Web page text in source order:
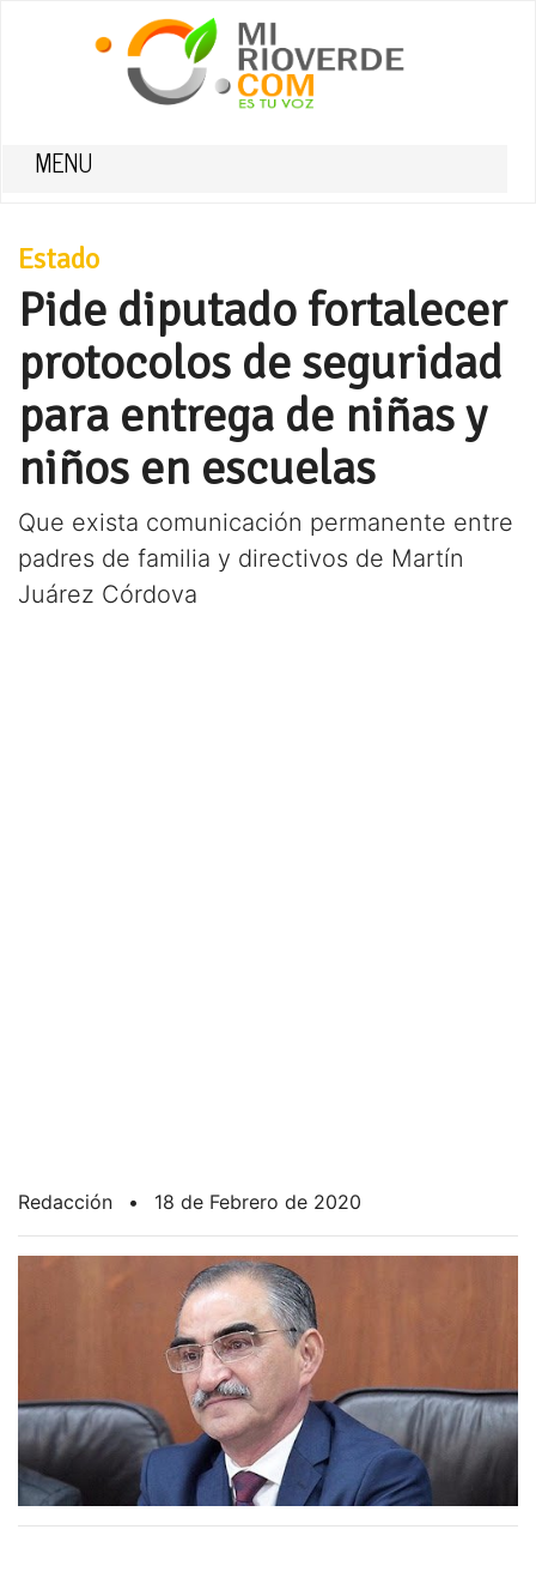
MENU
Estado
Pide diputado fortalecer
protocolos de seguridad
para entrega de niñas y
niños en escuelas
Que exista comunicación permanente entre
padres de familia y directivos de Martín
Juárez Córdova
Redacción • 18 de Febrero de 2020